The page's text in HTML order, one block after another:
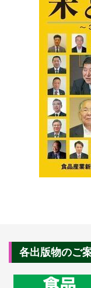
各出版物のご